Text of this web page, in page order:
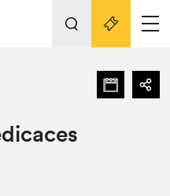
Salon
Nos activités